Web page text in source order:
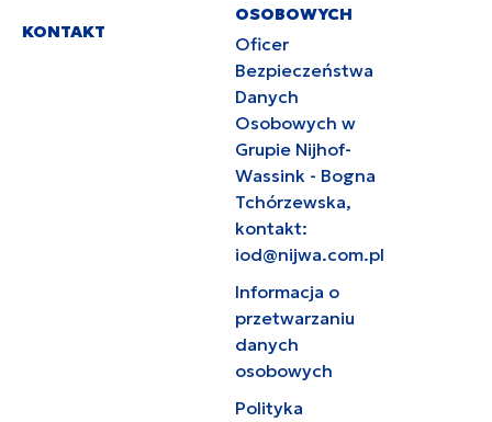
KONTAKT
OSOBOWYCH
Oficer
Bezpieczeństwa
Danych
Osobowych w
Grupie Nijhof-
Wassink - Bogna
Tchórzewska,
kontakt:
iod@nijwa.com.pl
Informacja o
przetwarzaniu
danych
osobowych
Polityka